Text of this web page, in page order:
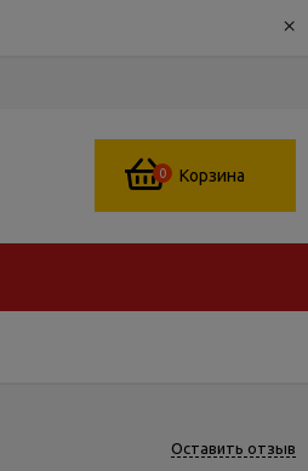
×
0 Корзина
Оставить отзыв